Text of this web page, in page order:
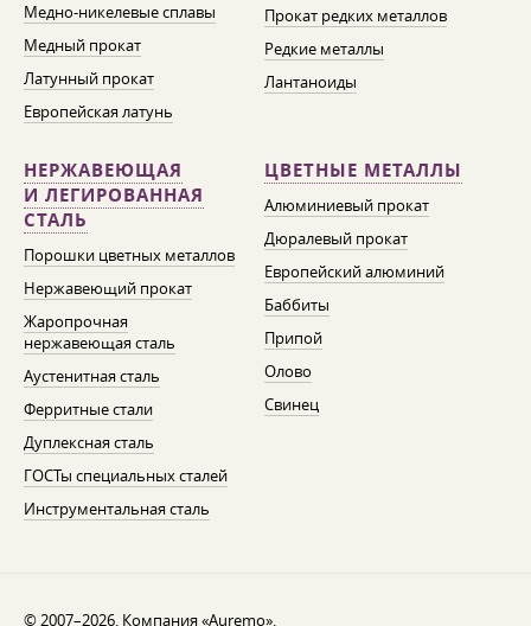
Медно-никелевые сплавы
Медный прокат
Латунный прокат
Европейская латунь
Прокат редких металлов
Редкие металлы
Лантаноиды
НЕРЖАВЕЮЩАЯ
И ЛЕГИРОВАННАЯ
СТАЛЬ
Порошки цветных металлов
Нержавеющий прокат
Жаропрочная
нержавеющая сталь
Аустенитная сталь
Ферритные стали
Дуплексная сталь
ГОСТы специальных сталей
Инструментальная сталь
ЦВЕТНЫЕ МЕТАЛЛЫ
Алюминиевый прокат
Дюралевый прокат
Европейский алюминий
Баббиты
Припой
Олово
Свинец
© 2007–2026. Компания «Auremo».